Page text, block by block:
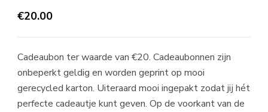
€20.00
Cadeaubon ter waarde van €20. Cadeaubonnen zijn
onbeperkt geldig en worden geprint op mooi
gerecycled karton. Uiteraard mooi ingepakt zodat jij hét
perfecte cadeautje kunt geven. Op de voorkant van de